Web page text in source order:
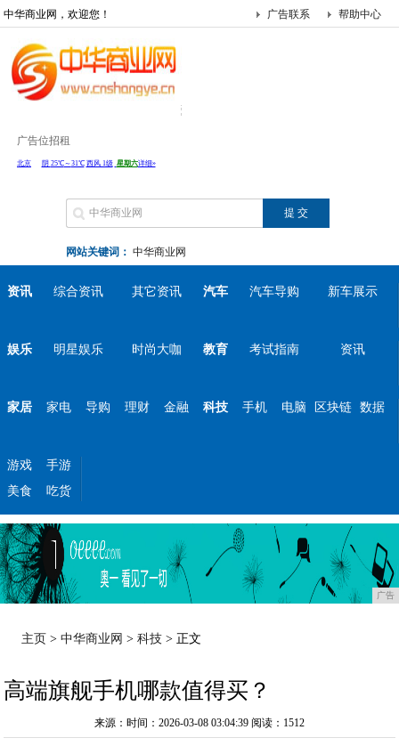
中华商业网，欢迎您！ 帮助中心
广告联系
广告位招租
网站关键词： 中华商业网
资讯 综合资讯 其它资讯 汽车 汽车导购 新车展示
娱乐 明星娱乐 时尚大咖 教育 考试指南 资讯
家居 家电 导购 理财 金融 科技 手机 电脑 区块链 数据
游戏
手游
美食
吃货
广告
主页 >中华商业网 >科技 > 正文
高端旗舰手机哪款值得买？
来源：时间：2026-03-08 03:04:39 阅读：1512